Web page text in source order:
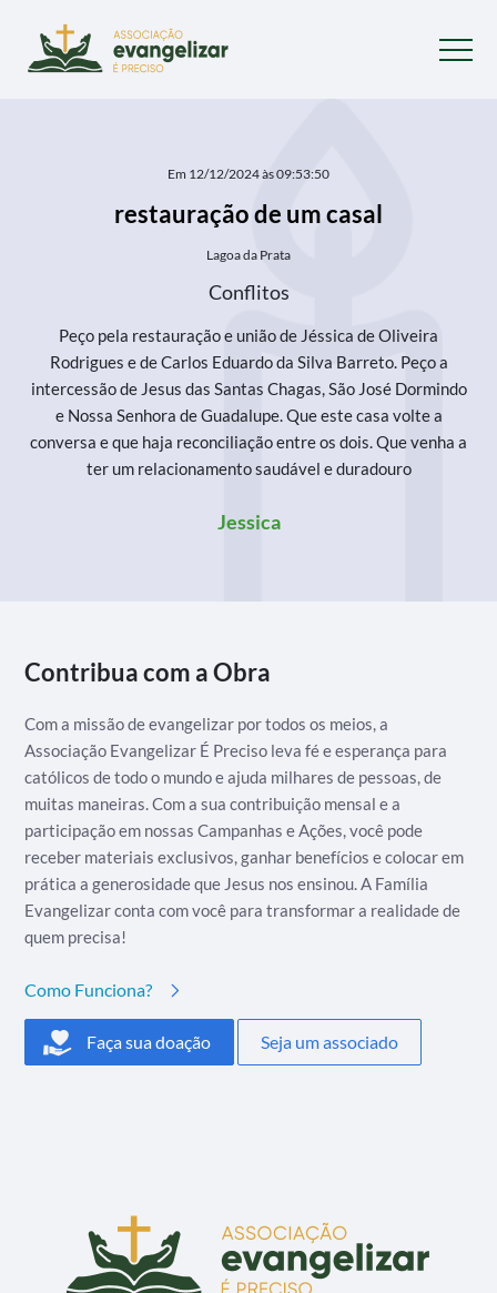
Em 12/12/2024 às 09:53:50
restauração de um casal
Lagoa da Prata
Conflitos
Peço pela restauração e união de Jéssica de Oliveira
Rodrigues e de Carlos Eduardo da Silva Barreto. Peço a
intercessão de Jesus das Santas Chagas, São José Dormindo
e Nossa Senhora de Guadalupe. Que este casa volte a
conversa e que haja reconciliação entre os dois. Que venha a
ter um relacionamento saudável e duradouro
Jessica
Contribua com a Obra
Com a missão de evangelizar por todos os meios, a
Associação Evangelizar É Preciso leva fé e esperança para
católicos de todo o mundo e ajuda milhares de pessoas, de
muitas maneiras. Com a sua contribuição mensal e a
participação em nossas Campanhas e Ações, você pode
receber materiais exclusivos, ganhar benefícios e colocar em
prática a generosidade que Jesus nos ensinou. A Família
Evangelizar conta com você para transformar a realidade de
quem precisa!
Como Funciona?
Faça sua doação Seja um associado